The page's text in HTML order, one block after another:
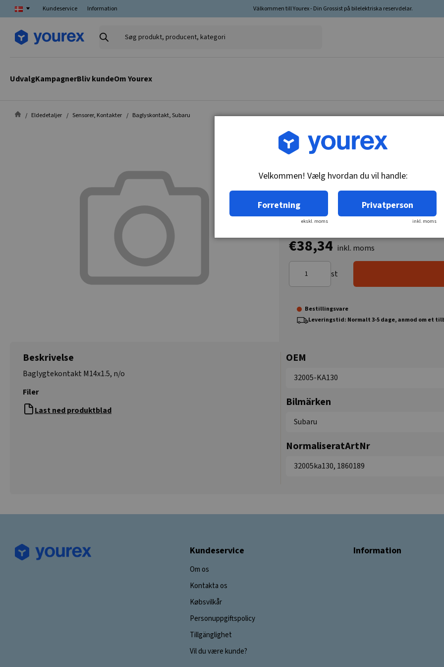
Kundeservice Information Välkommen till Yourex - Din Grossist på bilelektriska reservdelar.
Søg
UdvalgKampagnerBliv kundeOm Yourex
Eldedetaljer Sensorer, Kontakter Baglyskontakt, Subaru
Vare nr.: 1860189
€38,34 inkl. moms
st
Bestillingsvare
Leveringstid: Normalt 3-5 dage, anmod om et
Beskrivelse
Baglygtekontakt M14x1.5, n/o
Filer
Last ned produktblad
OEM
32005-KA130
Bilmärken
Subaru
NormaliseratArtNr
32005ka130, 1860189
Kundeservice
Om os
Kontakta os
Købsvilkår
Personuppgiftspolicy
Tillgänglighet
Vil du være kunde?
Information
Velkommen! Vælg hvordan du vil handle:
Forretning
ekskl. moms
Privatperson
inkl. moms